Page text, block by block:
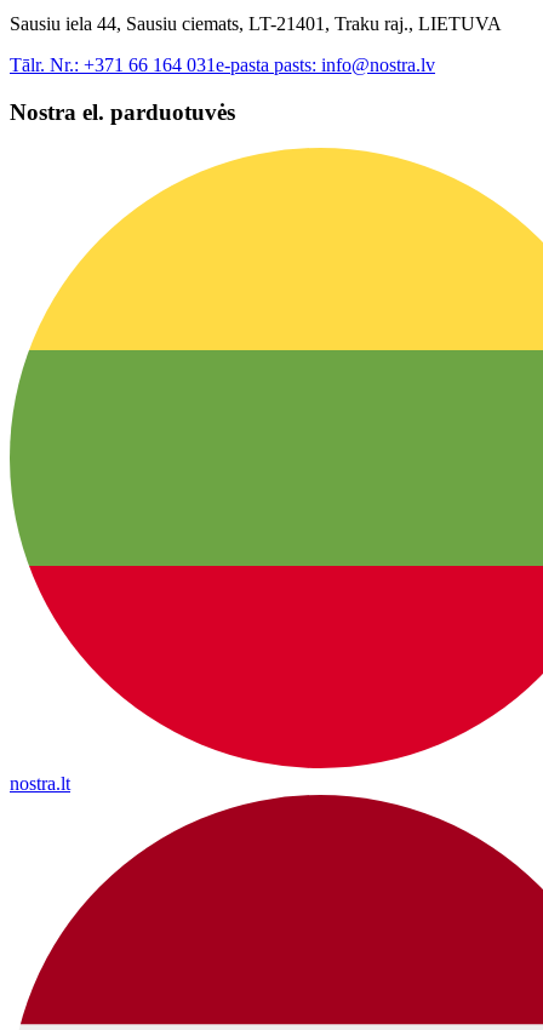
Sausiu iela 44, Sausiu ciemats, LT-21401, Traku raj., LIETUVA
Tālr. Nr.: +371 66 164 031e-pasta pasts: info@nostra.lv
Nostra el. parduotuvės
nostra.lt